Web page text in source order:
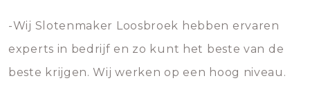
-Wij Slotenmaker Loosbroek hebben ervaren
experts in bedrijf en zo kunt het beste van de
beste krijgen. Wij werken op een hoog niveau.